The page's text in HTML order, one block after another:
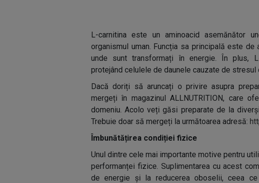
L-carnitina este un aminoacid asemănător
organismul uman. Funcția sa principală este
unde sunt transformați în energie. În plus,
protejând celulele de daunele cauzate de stresul
Dacă doriți să aruncați o privire asupra
mergeți în magazinul ALLNUTRITION, care
domeniu. Acolo veți găsi preparate de la
Trebuie doar să mergeți la următoarea adresă:
Îmbunătățirea condiției fizice
Unul dintre cele mai importante motive pentru
performanței fizice. Suplimentarea cu acest
de energie și la reducerea oboselii, ceea